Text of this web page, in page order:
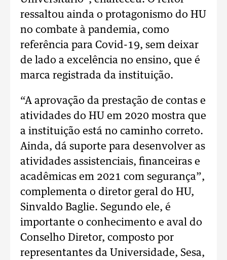
ressaltou ainda o protagonismo do HU
no combate à pandemia, como
referência para Covid-19, sem deixar
de lado a excelência no ensino, que é
marca registrada da instituição.
“A aprovação da prestação de contas e
atividades do HU em 2020 mostra que
a instituição está no caminho correto.
Ainda, dá suporte para desenvolver as
atividades assistenciais, financeiras e
acadêmicas em 2021 com segurança”,
complementa o diretor geral do HU,
Sinvaldo Baglie. Segundo ele, é
importante o conhecimento e aval do
Conselho Diretor, composto por
representantes da Universidade, Sesa,